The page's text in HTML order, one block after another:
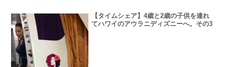
【タイムシェア】4歳と2歳の子供を連れ
てハワイのアウラニディズニーへ。その3